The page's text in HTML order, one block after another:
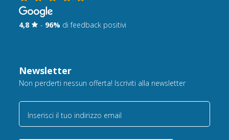
4,8 - 96% di feedback positivi
Newsletter
Non perderti nessun offerta! Iscriviti alla newsletter
Inserisci il tuo indirizzo email